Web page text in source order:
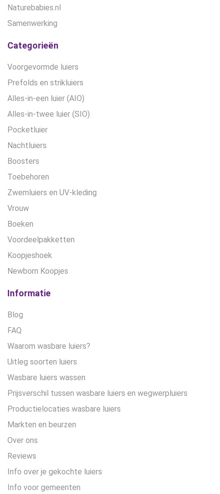
Naturebabies.nl
Samenwerking
Categorieën
Voorgevormde luiers
Prefolds en strikluiers
Alles-in-een luier (AIO)
Alles-in-twee luier (SIO)
Pocketluier
Nachtluiers
Boosters
Toebehoren
Zwemluiers en UV-kleding
Vrouw
Boeken
Voordeelpakketten
Koopjeshoek
Newborn Koopjes
Informatie
Blog
FAQ
Waarom wasbare luiers?
Uitleg soorten luiers
Wasbare luiers wassen
Prijsverschil tussen wasbare luiers en wegwerpluiers
Productielocaties wasbare luiers
Markten en beurzen
Over ons
Reviews
Info over je gekochte luiers
Info voor gemeenten